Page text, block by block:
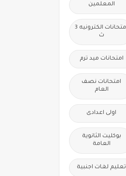
المعلمين
امتحانات الكترونيه 3
ث
امتحانات ميد ترم
امتحانات نصف
العام
اولى اعدادى
بوكليت الثانوية
العامة
تعليم لغات اجنبية